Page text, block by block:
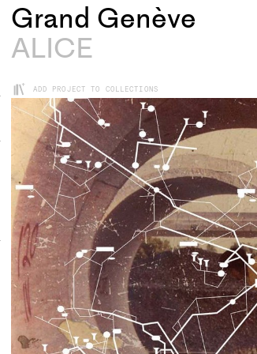
Grand Genève
ALICE
+
ADD PROJECT TO COLLECTIONS